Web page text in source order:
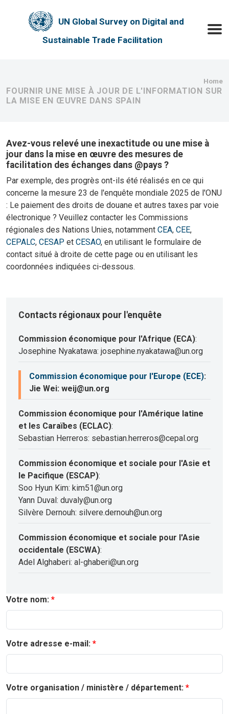
UN Global Survey on Digital and
Sustainable Trade Facilitation
Home
FOURNIR UNE MISE À JOUR DE L'INFORMATION SUR
LA MISE EN ŒUVRE DANS SPAIN
Avez-vous relevé une inexactitude ou une mise à
jour dans la mise en œuvre des mesures de
facilitation des échanges dans @pays ?
Par exemple, des progrès ont-ils été réalisés en ce qui
concerne la mesure 23 de l'enquête mondiale 2025 de l'ONU
: Le paiement des droits de douane et autres taxes par voie
électronique ? Veuillez contacter les Commissions
régionales des Nations Unies, notamment CEA, CEE,
CEPALC, CESAP et CESAO, en utilisant le formulaire de
contact situé à droite de cette page ou en utilisant les
coordonnées indiquées ci-dessous.
Contacts régionaux pour l'enquête
Commission économique pour l'Afrique (ECA):
Josephine Nyakatawa: josephine.nyakatawa@un.org
Commission économique pour l'Europe (ECE):
Jie Wei: weij@un.org
Commission économique pour l'Amérique latine
et les Caraïbes (ECLAC):
Sebastian Herreros: sebastian.herreros@cepal.org
Commission économique et sociale pour l'Asie et
le Pacifique (ESCAP):
Soo Hyun Kim: kim51@un.org
Yann Duval: duvaly@un.org
Silvère Dernouh: silvere.dernouh@un.org
Commission économique et sociale pour l'Asie
occidentale (ESCWA):
Adel Alghaberi: al-ghaberi@un.org
Votre nom:
Votre adresse e-mail:
Votre organisation / ministère / département: